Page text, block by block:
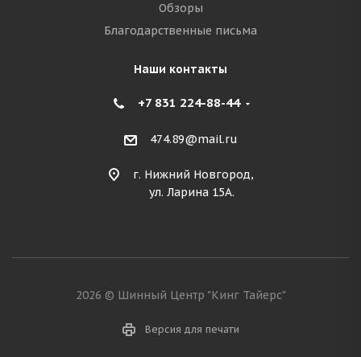
Обзоры
Благодарственные письма
Наши контакты
+7 831 224-88-44
474.89@mail.ru
г. Нижний Новгород,
ул. Ларина 15А.
2026 © Шинный Центр "Кинг Тайерс"
Версия для печати